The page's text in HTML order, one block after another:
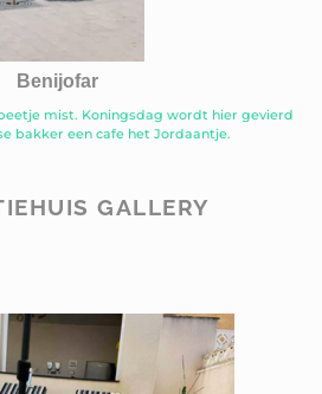
Benijofar
mist. Koningsdag wordt hier gevierd
bakker een cafe het Jordaantje.
GALLERY